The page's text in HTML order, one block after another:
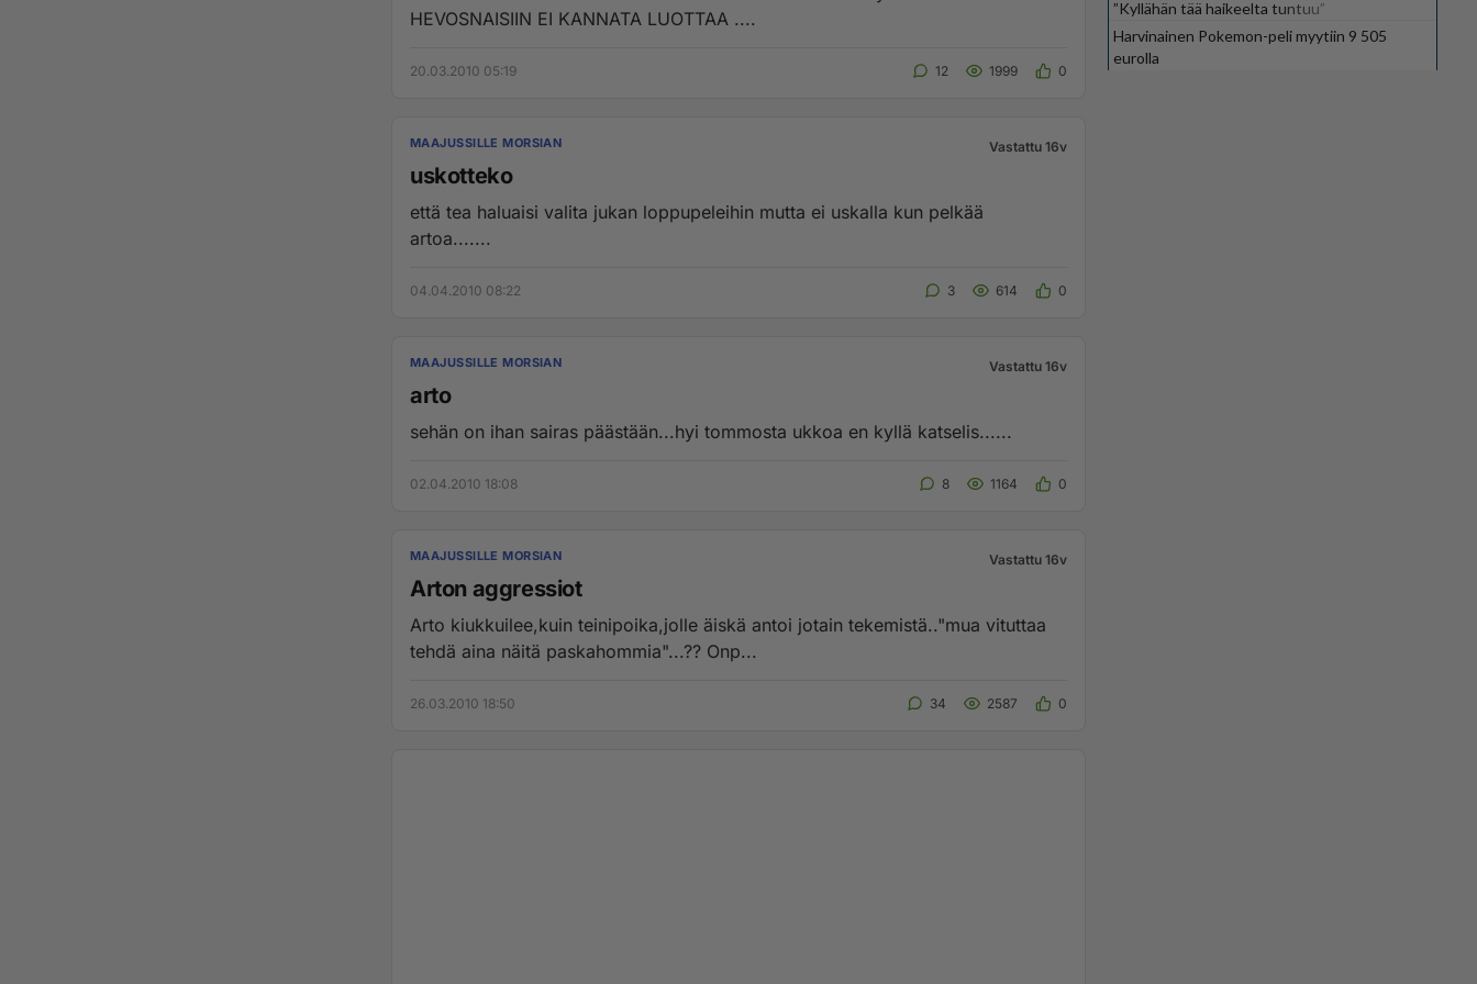
HEVOSNAISIIN EI KANNATA LUOTTAA ....
20.03.2010 05:19 12 1999 0
MAAJUSSILLE MORSIAN Vastattu 16v
uskotteko
että tea haluaisi valita jukan loppupeleihin mutta ei uskalla kun pelkää
artoa.......
04.04.2010 08:22 3 614 0
MAAJUSSILLE MORSIAN Vastattu 16v
arto
sehän on ihan sairas päästään...hyi tommosta ukkoa en kyllä katselis......
02.04.2010 18:08 8 1164 0
MAAJUSSILLE MORSIAN Vastattu 16v
Arton aggressiot
Arto kiukkuilee,kuin teinipoika,jolle äiskä antoi jotain tekemistä.."mua vituttaa
tehdä aina näitä paskahommia"...?? Onp...
26.03.2010 18:50 34 2587 0
”Kyllähän tää haikeelta tuntuu”
Harvinainen Pokemon-peli myytiin 9 505
eurolla